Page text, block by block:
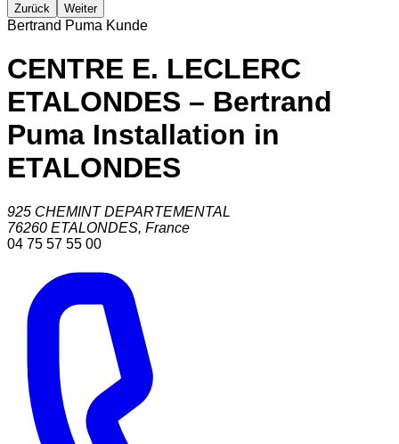
Zurück Weiter
Bertrand Puma Kunde
CENTRE E. LECLERC
ETALONDES – Bertrand
Puma Installation in
ETALONDES
925 CHEMINT DEPARTEMENTAL
76260 ETALONDES, France
04 75 57 55 00